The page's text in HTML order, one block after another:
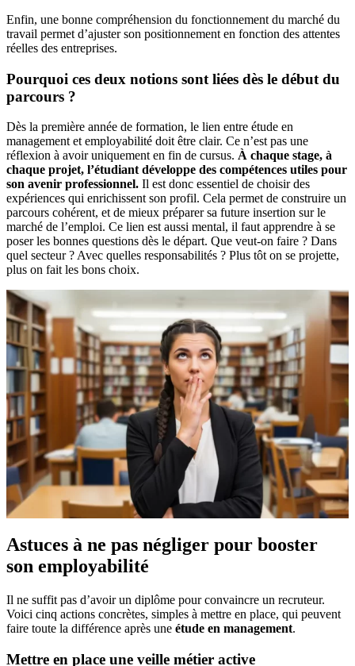
Enfin, une bonne compréhension du fonctionnement du marché du
travail permet d’ajuster son positionnement en fonction des attentes
réelles des entreprises.
Pourquoi ces deux notions sont liées dès le début du
parcours ?
Dès la première année de formation, le lien entre étude en
management et employabilité doit être clair. Ce n’est pas une
réflexion à avoir uniquement en fin de cursus. À chaque stage, à
chaque projet, l’étudiant développe des compétences utiles pour
son avenir professionnel. Il est donc essentiel de choisir des
expériences qui enrichissent son profil. Cela permet de construire un
parcours cohérent, et de mieux préparer sa future insertion sur le
marché de l’emploi. Ce lien est aussi mental, il faut apprendre à se
poser les bonnes questions dès le départ. Que veut-on faire ? Dans
quel secteur ? Avec quelles responsabilités ? Plus tôt on se projette,
plus on fait les bons choix.
Astuces à ne pas négliger pour booster
son employabilité
Il ne suffit pas d’avoir un diplôme pour convaincre un recruteur.
Voici cinq actions concrètes, simples à mettre en place, qui peuvent
faire toute la différence après une étude en management.
Mettre en place une veille métier active